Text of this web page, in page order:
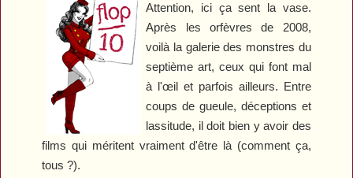
Attention, ici ça sent la vase.
Après les orfèvres de 2008,
voilà la galerie des monstres du
septième art, ceux qui font mal
à l'œil et parfois ailleurs. Entre
coups de gueule, déceptions et
lassitude, il doit bien y avoir des
films qui méritent vraiment d'être là (comment ça,
tous ?).